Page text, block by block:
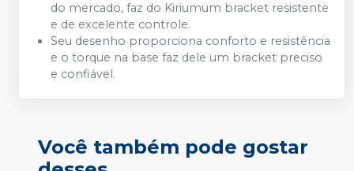
do mercado, faz do Kiriumum bracket resistente
e de excelente controle.
Seu desenho proporciona conforto e resistência
e o torque na base faz dele um bracket preciso
e confiável.
Você também pode gostar